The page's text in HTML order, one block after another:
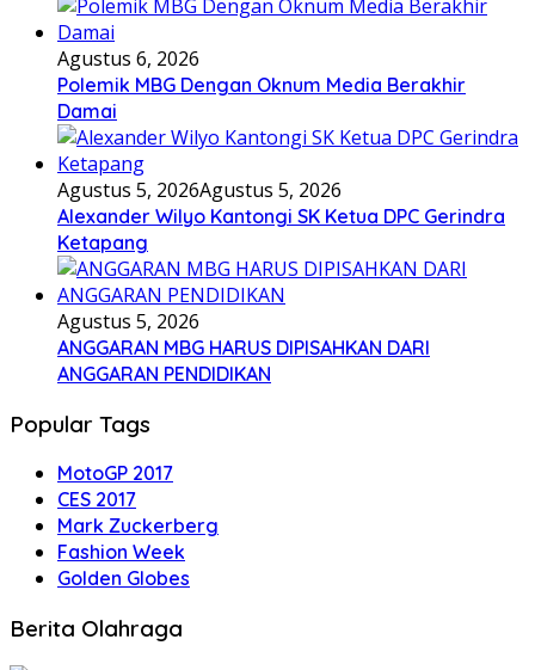
Agustus 6, 2026
Polemik MBG Dengan Oknum Media Berakhir
Damai
Agustus 5, 2026Agustus 5, 2026
Alexander Wilyo Kantongi SK Ketua DPC Gerindra
Ketapang
Agustus 5, 2026
ANGGARAN MBG HARUS DIPISAHKAN DARI
ANGGARAN PENDIDIKAN
Popular Tags
MotoGP 2017
CES 2017
Mark Zuckerberg
Fashion Week
Golden Globes
Berita Olahraga